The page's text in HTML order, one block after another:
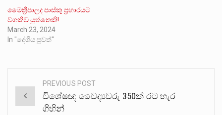
මෛත්‍රීපාලද පාස්කු ප්‍රහාරයට
වගකිව යුත්තෙකි!
March 23, 2024
In "දේශීය පුවත්"
Post
navigation
PREVIOUS POST
විශේෂඥ වෛද්‍යවරු 350ක් රට හැර
ගිහින්